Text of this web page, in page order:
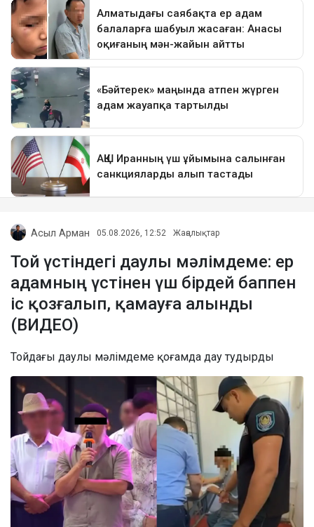
Асыл Арман 05.08.2026, 12:52 Жаңалықтар
Той үстіндегі даулы мәлімдеме: ер
адамның үстінен үш бірдей баппен
іс қозғалып, қамауға алынды
(ВИДЕО)
Тойдағы даулы мәлімдеме қоғамда дау тудырды